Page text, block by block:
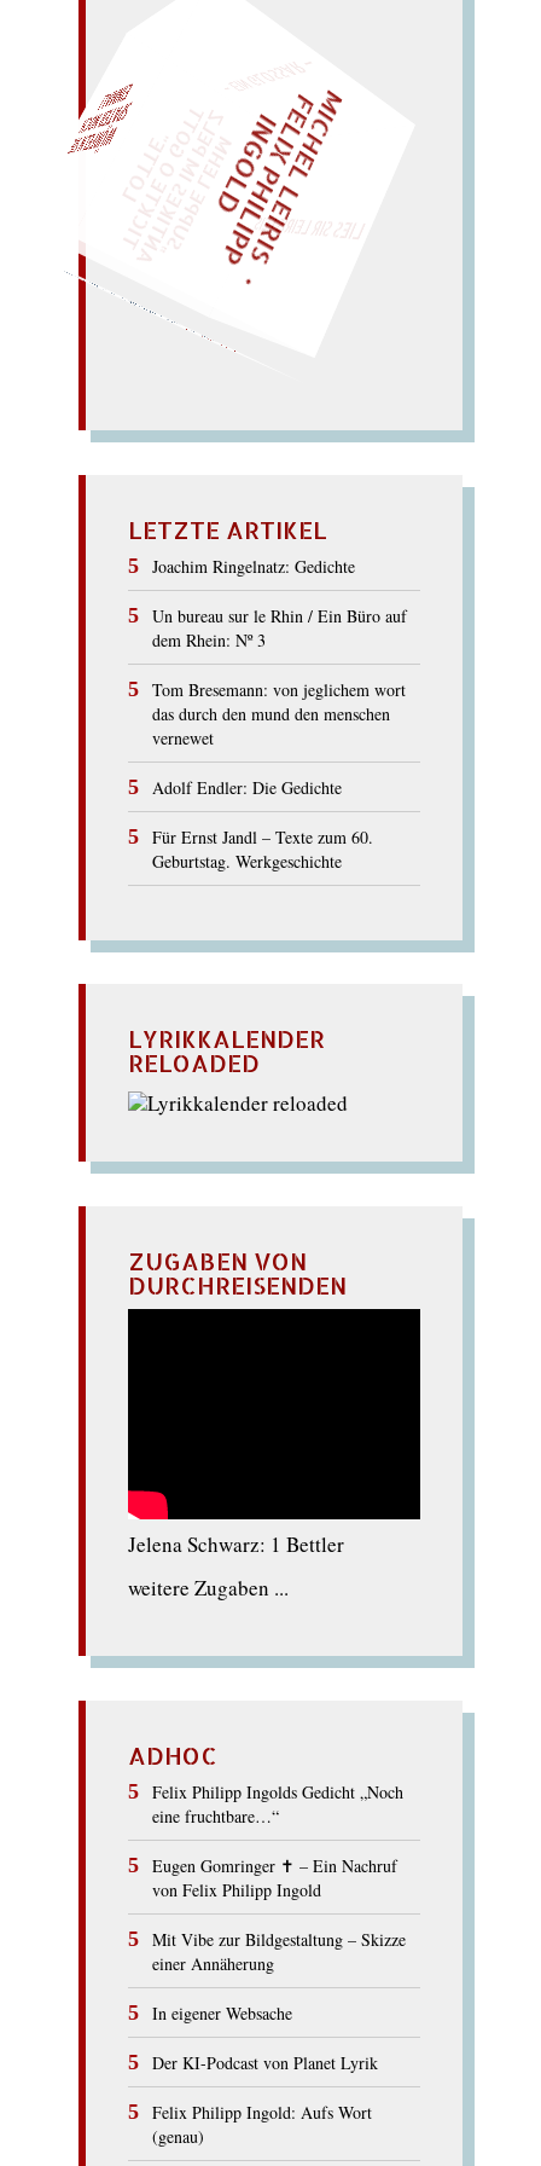
„
S
U
P
P
E
L
E
H
M
A
N
T
I
K
E
S
I
M
P
E
L
Z
T
I
C
K
T
E
O
G
O
T
T
L
O
T
T
E
PHILOSOPHIE
(schiefes Silo:) so viel Lob;
volle Folie; fieses Soll. –
Sophie, los, flieh! – (Fiel
Sophie, als sie lief?) M
I
C
H
E
L
L
E
I
R
I
S
・
F
E
L
I
X
P
H
I
L
I
P
P
I
N
G
O
L
D LIES SIR LEIRIS LEIS
AL!
LETZTE ARTIKEL
Joachim Ringelnatz: Gedichte
Un bureau sur le Rhin / Ein Büro auf
dem Rhein: Nº 3
Tom Bresemann: von jeglichem wort
das durch den mund den menschen
vernewet
Adolf Endler: Die Gedichte
Für Ernst Jandl – Texte zum 60.
Geburtstag. Werkgeschichte
LYRIKKALENDER
RELOADED
ZUGABEN VON
DURCHREISENDEN
Jelena Schwarz: 1 Bettler
weitere Zugaben ...
ADHOC
Felix Philipp Ingolds Gedicht „Noch
eine fruchtbare…“
Eugen Gomringer ✝︎ – Ein Nachruf
von Felix Philipp Ingold
Mit Vibe zur Bildgestaltung – Skizze
einer Annäherung
In eigener Websache
Der KI-Podcast von Planet Lyrik
Felix Philipp Ingold: Aufs Wort
(genau)